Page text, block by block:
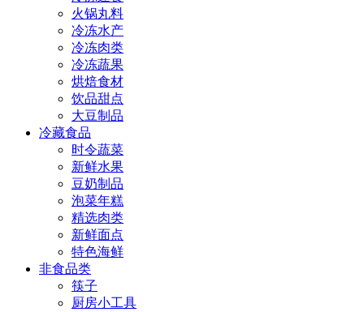
火锅丸料
冷冻水产
冷冻肉类
冷冻蔬果
烘焙食材
饮品甜点
大豆制品
冷藏食品
时令蔬菜
新鲜水果
豆奶制品
泡菜年糕
精选肉类
新鲜面点
特色海鲜
非食品类
筷子
厨房小工具